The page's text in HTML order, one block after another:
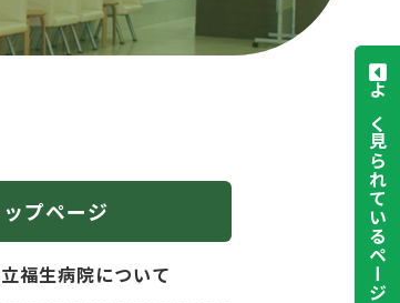
よく見られているページ
ップページ
福生病院について